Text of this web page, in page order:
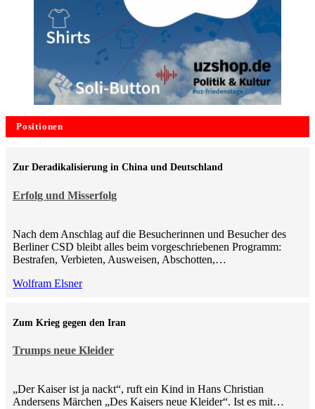
Positionen
Erfolg und Misserfolg
Zur Deradikalisierung in China und Deutschland
Nach dem Anschlag auf die Besucherinnen und Besucher des
Berliner CSD bleibt alles beim vorgeschriebenen Programm:
Bestrafen, Verbieten, Ausweisen, Abschotten,…
Wolfram Elsner
Trumps neue Kleider
Zum Krieg gegen den Iran
„Der Kaiser ist ja nackt“, ruft ein Kind in Hans Christian
Andersens Märchen „Des Kaisers neue Kleider“. Ist es mit…